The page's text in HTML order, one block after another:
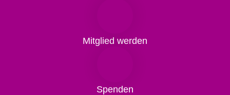
Mitglied werden
Spenden